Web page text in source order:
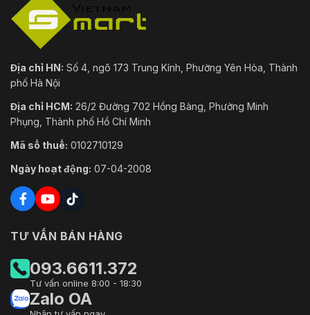
Địa chỉ HN: Số 4, ngõ 173 Trung Kính, Phường Yên Hòa, Thành
phố Hà Nội
Địa chỉ HCM: 26/2 Đường 702 Hồng Bàng, Phường Minh
Phụng, Thành phố Hồ Chí Minh
Mã số thuế: 0102710129
Ngày hoạt động: 07-04-2008
TƯ VẤN BÁN HÀNG
093.6611.372
Tư vấn online 8:00 - 18:30
Zalo OA